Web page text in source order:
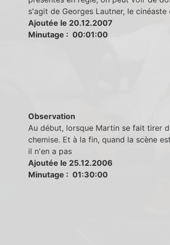
s'agit de Georges Lautner, le cinéaste
Ajoutée le 20.12.2007
Minutage : 00:01:00
Observation
Au début, lorsque Martin se fait tirer
chemise. Et à la fin, quand la scène
il n'en a pas
Ajoutée le 25.12.2006
Minutage : 01:30:00